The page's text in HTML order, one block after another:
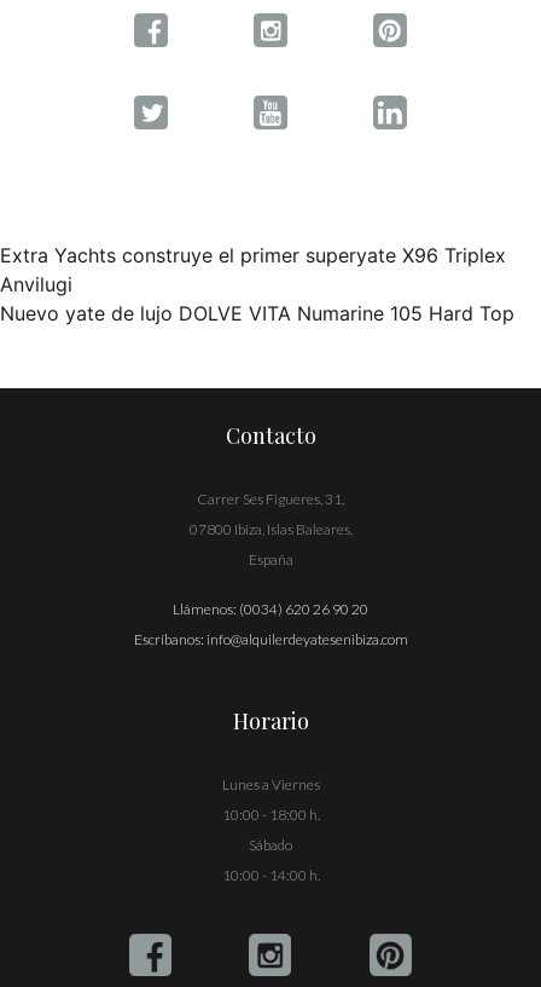
Navegación
de
Extra Yachts construye el primer superyate X96 Triplex
Anvilugi
Nuevo yate de lujo DOLVE VITA Numarine 105 Hard Top
Contacto
Carrer Ses Figueres, 31,
07800 Ibiza, Islas Baleares,
España
Llámenos: (0034) 620 26 90 20
Escríbanos: info@alquilerdeyatesenibiza.com
Horario
Lunes a Viernes
10:00 - 18:00 h.
Sábado
10:00 - 14:00 h.